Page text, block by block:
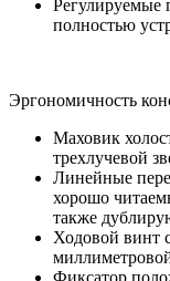
Регулируемые
полностью
Эргономичность
Маховик
трехлучевой
Линейные
хорошо
также
Ходовой винт
Фиксатор